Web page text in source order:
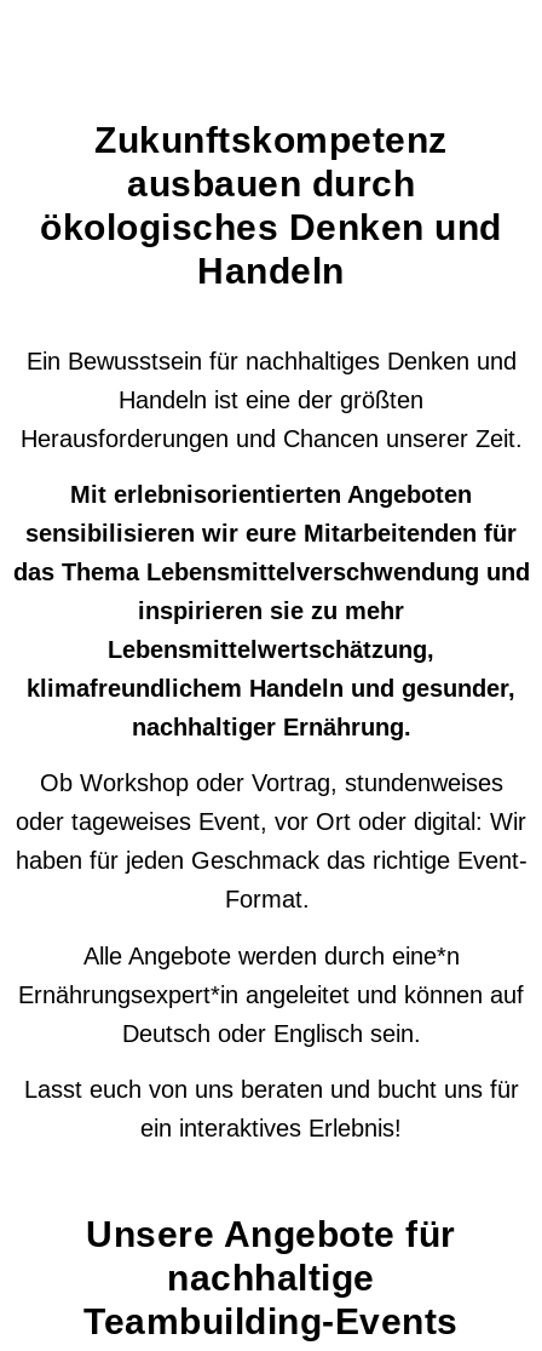
Zukunftskompetenz
ausbauen durch
ökologisches Denken und
Handeln
Ein Bewusstsein für nachhaltiges Denken und
Handeln ist eine der größten
Herausforderungen und Chancen unserer Zeit.
Mit erlebnisorientierten Angeboten
sensibilisieren wir eure Mitarbeitenden für
das Thema Lebensmittelverschwendung und
inspirieren sie zu mehr
Lebensmittelwertschätzung,
klimafreundlichem Handeln und gesunder,
nachhaltiger Ernährung.
Ob Workshop oder Vortrag, stundenweises
oder tageweises Event, vor Ort oder digital: Wir
haben für jeden Geschmack das richtige Event-
Format.
Alle Angebote werden durch eine*n
Ernährungsexpert*in angeleitet und können auf
Deutsch oder Englisch sein.
Lasst euch von uns beraten und bucht uns für
ein interaktives Erlebnis!
Unsere Angebote für
nachhaltige
Teambuilding-Events​